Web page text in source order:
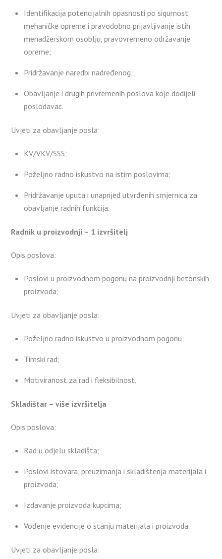
Identifikacija potencijalnih opasnosti po sigurnost
mehaničke opreme i pravodobno prijavljivanje istih
menadžerskom osoblju, pravovremeno održavanje
opreme;
Pridržavanje naredbi nadređenog;
Obavljanje i drugih privremenih poslova koje dodijeli
poslodavac.
Uvjeti za obavljanje posla:
KV/VKV/SSS;
Poželjno radno iskustvo na istim poslovima;
Pridržavanje uputa i unaprijed utvrđenih smjernica za
obavljanje radnih funkcija.
Radnik u proizvodnji – 1 izvršitelj
Opis poslova:
Poslovi u proizvodnom pogonu na proizvodnji betonskih
proizvoda;
Uvjeti za obavljanje posla:
Poželjno radno iskustvo u proizvodnom pogonu;
Timski rad;
Motiviranost za rad i fleksibilnost.
Skladištar – više izvršitelja
Opis poslova:
Rad u odjelu skladišta;
Poslovi istovara, preuzimanja i skladištenja materijala i
proizvoda;
Izdavanje proizvoda kupcima;
Vođenje evidencije o stanju materijala i proizvoda.
Uvjeti za obavljanje posla: